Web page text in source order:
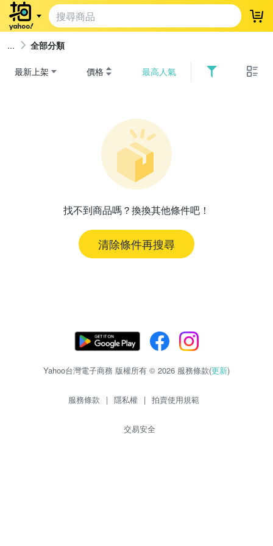
登
全部分類
最新上架 價格 最高人氣
找不到商品嗎？換換其他條件吧！
清除條件再搜尋
Yahoo台灣電子商務 版權所有 © 2026 服務條款(更新)
服務條款 | 隱私權 | 拍賣使用規範
交易安全